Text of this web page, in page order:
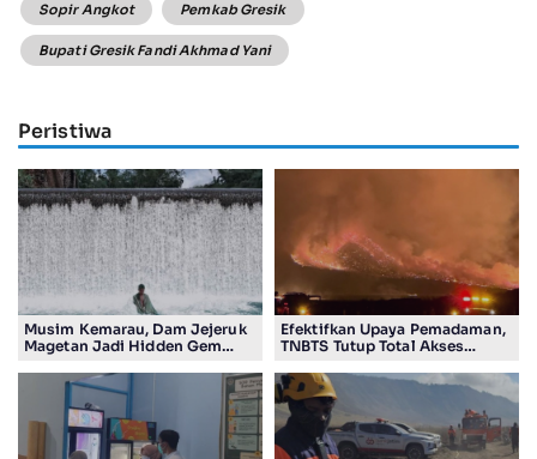
Sopir Angkot Pemkab Gresik
Bupati Gresik Fandi Akhmad Yani
Peristiwa
Musim Kemarau, Dam Jejeruk
Magetan Jadi Hidden Gem
Efektifkan Upaya Pemadaman,
TNBTS Tutup Total Akses
Bromo